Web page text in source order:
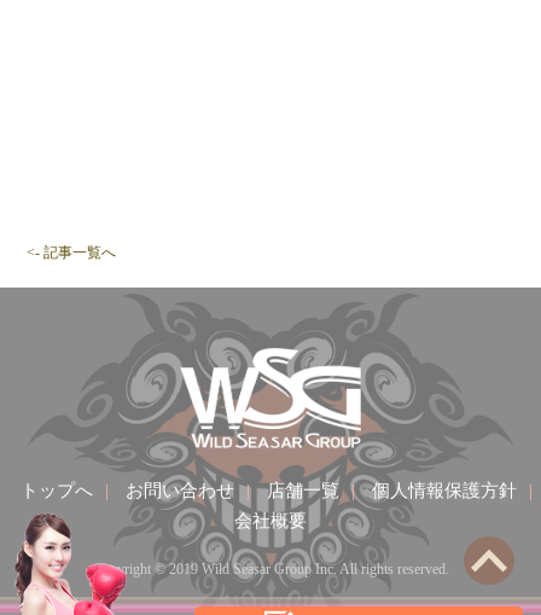
<- 記事一覧へ
トップへ | お問い合わせ | 店舗一覧 | 個人情報保護方針
|
会社概要
Copyright © 2019 Wild Seasar Group Inc. All rights reserved.